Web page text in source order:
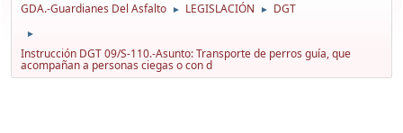
GDA.-Guardianes Del Asfalto ► LEGISLACIÓN ► DGT
►
Instrucción DGT 09/S-110.-Asunto: Transporte de perros guía, que
acompañan a personas ciegas o con d